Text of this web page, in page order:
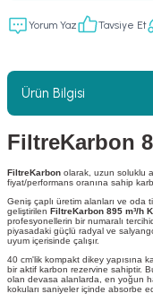
Yorum Yaz Tavsiye Et
Ürün Bilgisi
FiltreKarbon
FiltreKarbon olarak, uzun soluklu
fiyat/performans oranına sahip
Geniş çaplı üretim alanları ve oda
geliştirilen FiltreKarbon 895 m³/h
profesyonellerin bir numaralı
piyasadaki güçlü radyal ve
uyum içerisinde çalışır.
40 cm'lik kompakt dikey yapısına
bir aktif karbon rezervine sahiptir.
olan devasa alanlarda, en yoğun
kokuları saniyeler içinde absorbe